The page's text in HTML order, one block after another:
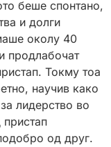
беше спонтано,
и долги
околу 40
продлабочат
Токму тоа
научив како
лидерство во
од друг.